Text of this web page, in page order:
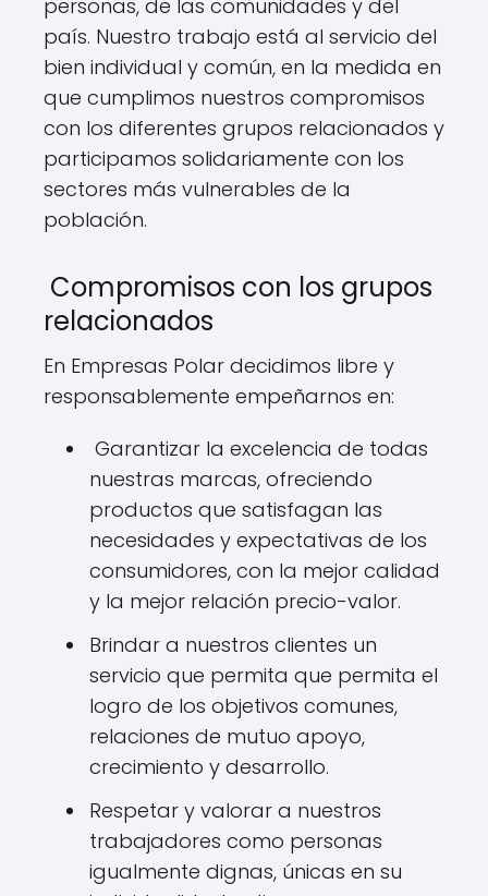
personas, de las comunidades y del
país. Nuestro trabajo está al servicio del
bien individual y común, en la medida en
que cumplimos nuestros compromisos
con los diferentes grupos relacionados y
participamos solidariamente con los
sectores más vulnerables de la
población.
Compromisos con los grupos
relacionados
En Empresas Polar decidimos libre y
responsablemente empeñarnos en:
Garantizar la excelencia de todas
nuestras marcas, ofreciendo
productos que satisfagan las
necesidades y expectativas de los
consumidores, con la mejor calidad
y la mejor relación precio-valor.
Brindar a nuestros clientes un
servicio que permita que permita el
logro de los objetivos comunes,
relaciones de mutuo apoyo,
crecimiento y desarrollo.
Respetar y valorar a nuestros
trabajadores como personas
igualmente dignas, únicas en su